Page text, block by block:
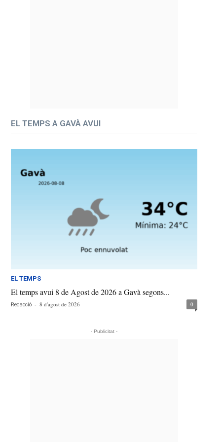
EL TEMPS A GAVÀ AVUI
EL TEMPS
El temps avui 8 de Agost de 2026 a Gavà segons...
Redacció - 8 d'agost de 2026 0
- Publicitat -